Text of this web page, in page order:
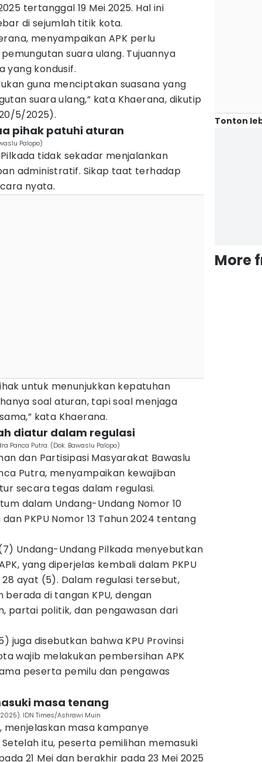
tertanggal 19 Mei 2025. Hal ini
di sejumlah titik kota.
menyampaikan APK perlu
suara ulang. Tujuannya
yang kondusif.
guna menciptakan suasana yang
suara ulang,” kata Khaerana, dikutip
5/2025).
pihak patuhi aturan
Palopo)
tidak sekadar menjalankan
administratif. Sikap taat terhadap
nyata.
untuk menunjukkan kepatuhan
soal aturan, tapi soal menjaga
kata Khaerana.
diatur dalam regulasi
Panca Putra. (Dok. Bawaslu Palopo)
dan Partisipasi Masyarakat Bawaslu
Putra, menyampaikan kewajiban
secara tegas dalam regulasi.
dalam Undang-Undang Nomor 10
PKPU Nomor 13 Tahun 2024 tentang
Undang-Undang Pilkada menyebutkan
yang diperjelas kembali dalam PKPU
28 ayat (5). Dalam regulasi tersebut,
di tangan KPU, dengan
partai politik, dan pengawasan dari
juga disebutkan bahwa KPU Provinsi
wajib melakukan pembersihan APK
peserta pemilu dan pengawas
masa tenang
IDN Times/Ashrawi Muin
menjelaskan masa kampanye
itu, peserta pemilihan memasuki
21 Mei dan berakhir pada 23 Mei 2025
Tonton
More